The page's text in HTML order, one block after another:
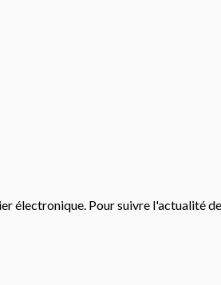
Pour suivre l'actualité